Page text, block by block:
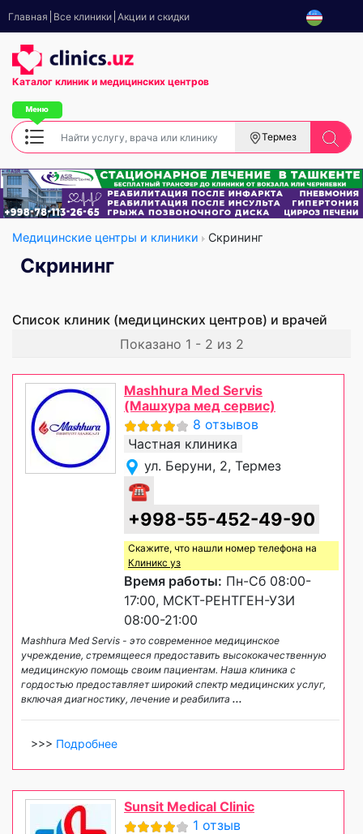
Главная Все клиники Акции и скидки
Каталог клиник и медицинских центров
Термез
Медицинские центры и клиники Скрининг
Скрининг
Список клиник (медицинских центров) и врачей
Показано 1 - 2 из 2
Mashhura Med Servis
(Машхура мед сервис)
8 отзывов
Частная клиника
ул. Беруни, 2, Термез
☎
+998-55-452-49-90
Скажите, что нашли номер телефона на
Клиникс уз
Время работы: Пн-Сб 08:00-
17:00, МСКТ-РЕНТГЕН-УЗИ
08:00-21:00
Mashhura Med Servis - это современное медицинское
учреждение, стремящееся предоставить высококачественную
медицинскую помощь своим пациентам. Наша клиника с
гордостью предоставляет широкий спектр медицинских услуг,
включая диагностику, лечение и реабилита ...
>>> Подробнее
Sunsit Medical Clinic
1 отзыв